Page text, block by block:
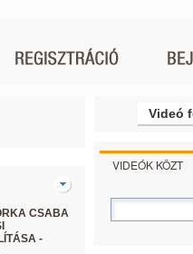
CSABA
-
Videó
VIDEÓK KÖZT